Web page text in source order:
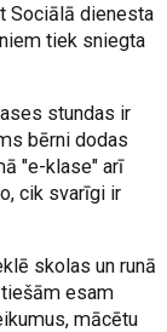
Sociālā dienesta
tiek sniegta
stundas ir
bērni dodas
"e-klase" arī
cik svarīgi ir
skolas un runā
esam
mācētu